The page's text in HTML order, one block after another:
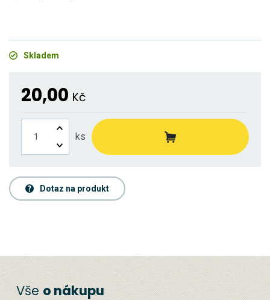
Skladem
20,00 Kč
ks
Dotaz na produkt
Vše o nákupu